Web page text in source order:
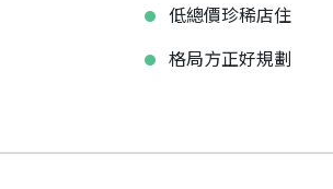
低總價珍稀店住
格局方正好規劃